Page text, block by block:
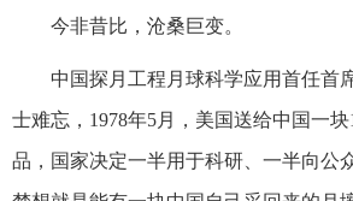
今非昔比，沧桑巨变。
中国探月工程月球科学应用首任首
士难忘，1978年5月，美国送给中国一
品，国家决定一半用于科研、一半向公